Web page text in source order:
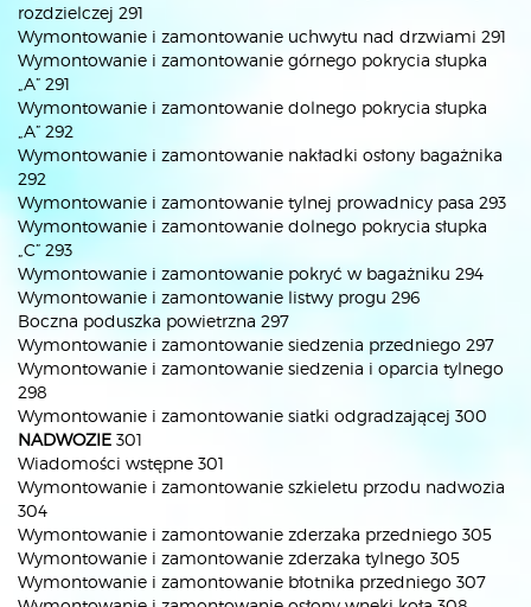
rozdzielczej 291
Wymontowanie i zamontowanie uchwytu nad drzwiami 291
Wymontowanie i zamontowanie górnego pokrycia słupka
„A” 291
Wymontowanie i zamontowanie dolnego pokrycia słupka
„A” 292
Wymontowanie i zamontowanie nakładki osłony bagażnika
292
Wymontowanie i zamontowanie tylnej prowadnicy pasa 293
Wymontowanie i zamontowanie dolnego pokrycia słupka
„C” 293
Wymontowanie i zamontowanie pokryć w bagażniku 294
Wymontowanie i zamontowanie listwy progu 296
Boczna poduszka powietrzna 297
Wymontowanie i zamontowanie siedzenia przedniego 297
Wymontowanie i zamontowanie siedzenia i oparcia tylnego
298
Wymontowanie i zamontowanie siatki odgradzającej 300
NADWOZIE 301
Wiadomości wstępne 301
Wymontowanie i zamontowanie szkieletu przodu nadwozia
304
Wymontowanie i zamontowanie zderzaka przedniego 305
Wymontowanie i zamontowanie zderzaka tylnego 305
Wymontowanie i zamontowanie błotnika przedniego 307